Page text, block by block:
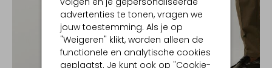
advertenties te tonen, vragen we
jouw toestemming. Als je op
"Weigeren" klikt, worden alleen de
functionele en analytische cookies
geplaatst. Je kunt ook op "Cookie-